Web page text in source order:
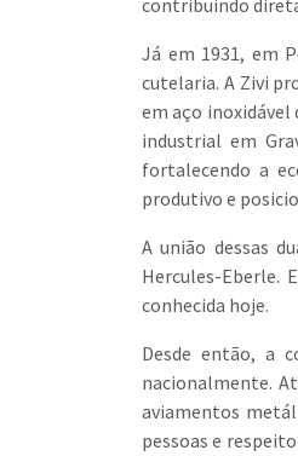
contribuindo
Já em 1931, em
cutelaria. A Zivi
em aço inoxidável
industrial em
fortalecendo a
produtivo e
A união dessas
Hercules-Eberle.
conhecida hoje.
Desde então, a
nacionalmente.
aviamentos
pessoas e